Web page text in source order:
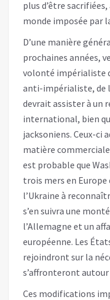
plus d’être
monde imposée par
D’une manière
prochaines années,
volonté impérialiste
anti-impérialiste, de
devrait assister à un
international, bien
jacksoniens. Ceux-ci
matière
est probable que
trois mers en
l’Ukraine à
s’en suivra une
l’Allemagne et un
européenne. Les
rejoindront sur la
s’affronteront
Ces modifications